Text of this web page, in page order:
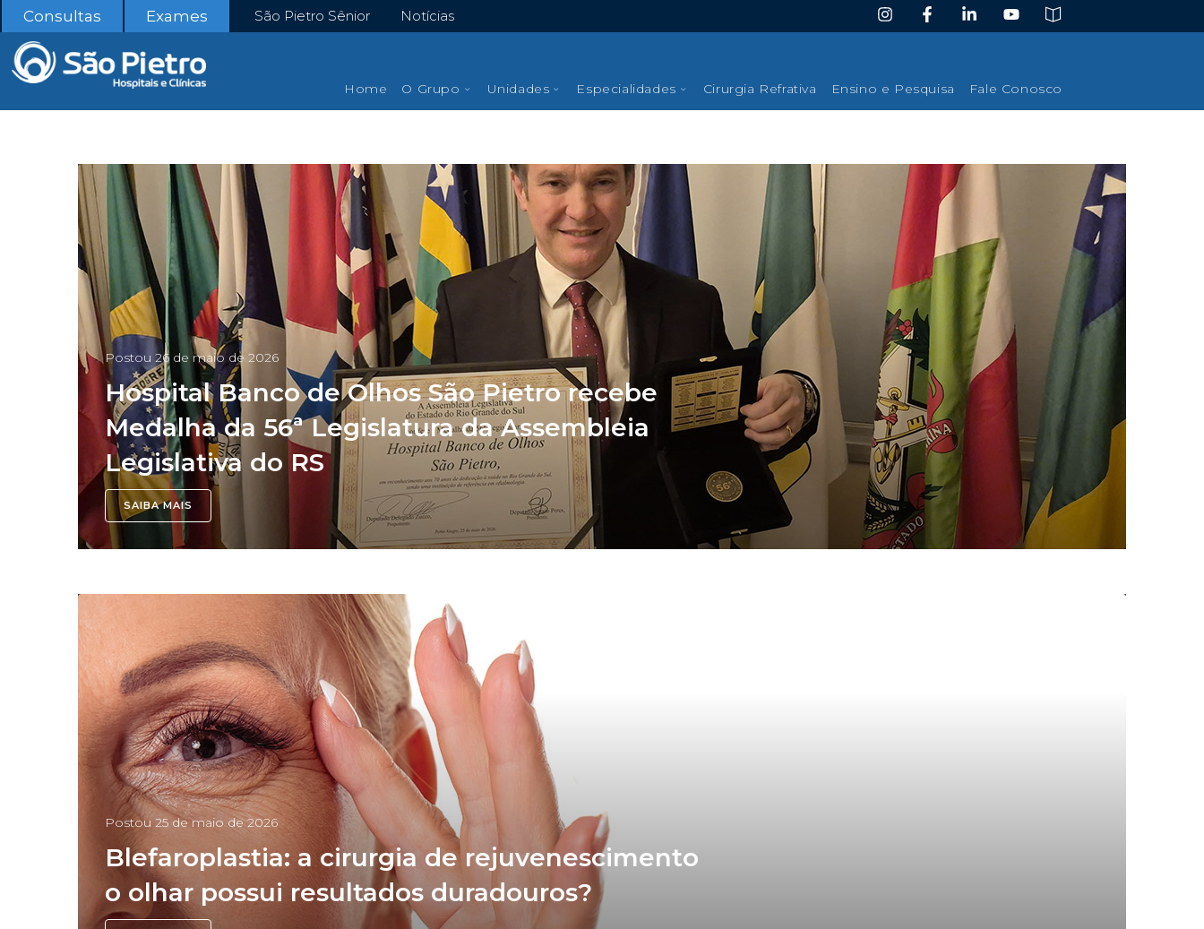
Consultas Exames São Pietro Sênior Notícias
Home O Grupo Unidades Especialidades Cirurgia Refrativa Ensino e Pesquisa Fale Conosco
Postou 26 de maio de 2026
Hospital Banco de Olhos São Pietro recebe
Medalha da 56ª Legislatura da Assembleia
Legislativa do RS
SAIBA MAIS
Postou25 de maio de 2026
Blefaroplastia: a cirurgia de rejuvenescimento
o olhar possui resultados duradouros?